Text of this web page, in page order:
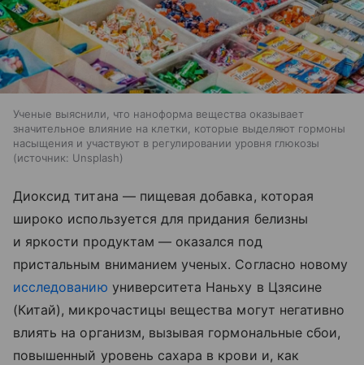
Ученые выяснили, что наноформа вещества оказывает
значительное влияние на клетки, которые выделяют гормоны
насыщения и участвуют в регулировании уровня глюкозы
источник: Unsplash
Диоксид титана — пищевая добавка, которая
широко используется для придания белизны
и яркости продуктам — оказался под
пристальным вниманием ученых. Согласно новому
исследованию университета Наньху в Цзясине
(Китай), микрочастицы вещества могут негативно
влиять на организм, вызывая гормональные сбои,
повышенный уровень сахара в крови и, как